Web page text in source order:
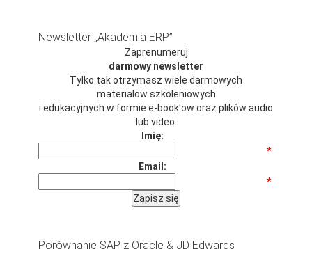
Newsletter „Akademia ERP”
Zaprenumeruj
darmowy newsletter
Tylko tak otrzymasz wiele darmowych
materialow szkoleniowych
i edukacyjnych w formie e-book'ow oraz plików audio
lub video.
Imię:
*
Email:
*
Porównanie SAP z Oracle & JD Edwards